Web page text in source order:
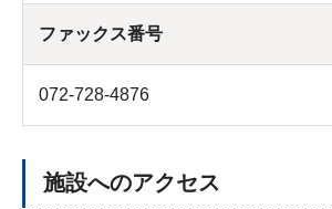
ファックス番号
072-728-4876
施設へのアクセス